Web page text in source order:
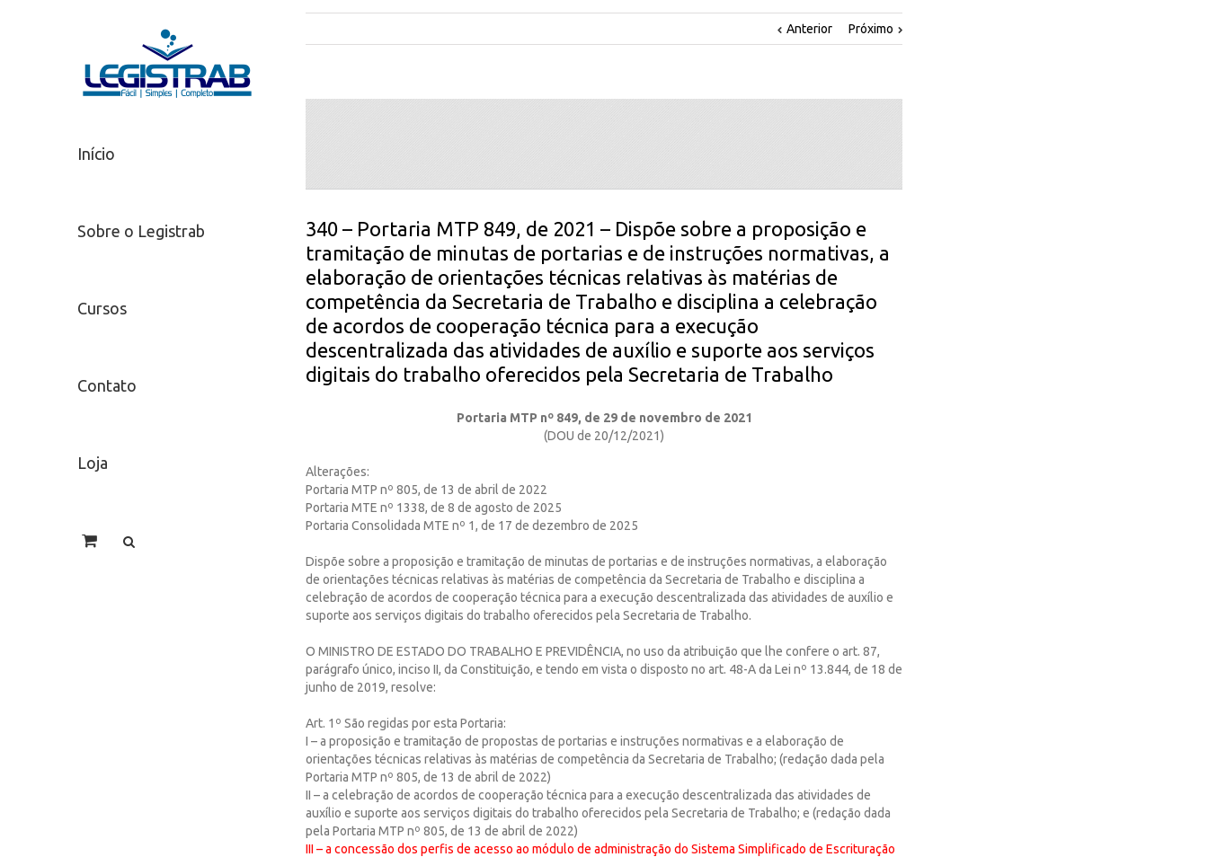
Início
Sobre o Legistrab
Cursos
Contato
Loja
Anterior Próximo
340 – Portaria MTP 849, de 2021 – Dispõe sobre a proposição e
tramitação de minutas de portarias e de instruções normativas, a
elaboração de orientações técnicas relativas às matérias de
competência da Secretaria de Trabalho e disciplina a celebração
de acordos de cooperação técnica para a execução
descentralizada das atividades de auxílio e suporte aos serviços
digitais do trabalho oferecidos pela Secretaria de Trabalho
Portaria MTP nº 849, de 29 de novembro de 2021
(DOU de 20/12/2021)
Alterações:
Portaria MTP nº 805, de 13 de abril de 2022
Portaria MTE nº 1338, de 8 de agosto de 2025
Portaria Consolidada MTE nº 1, de 17 de dezembro de 2025
Dispõe sobre a proposição e tramitação de minutas de portarias e de instruções normativas, a elaboração
de orientações técnicas relativas às matérias de competência da Secretaria de Trabalho e disciplina a
celebração de acordos de cooperação técnica para a execução descentralizada das atividades de auxílio e
suporte aos serviços digitais do trabalho oferecidos pela Secretaria de Trabalho.
O MINISTRO DE ESTADO DO TRABALHO E PREVIDÊNCIA, no uso da atribuição que lhe confere o art. 87,
parágrafo único, inciso II, da Constituição, e tendo em vista o disposto no art. 48-A da Lei nº 13.844, de 18 de
junho de 2019, resolve:
Art. 1º São regidas por esta Portaria:
I – a proposição e tramitação de propostas de portarias e instruções normativas e a elaboração de
orientações técnicas relativas às matérias de competência da Secretaria de Trabalho; (redação dada pela
Portaria MTP nº 805, de 13 de abril de 2022)
II – a celebração de acordos de cooperação técnica para a execução descentralizada das atividades de
auxílio e suporte aos serviços digitais do trabalho oferecidos pela Secretaria de Trabalho; e (redação dada
pela Portaria MTP nº 805, de 13 de abril de 2022)
III – a concessão dos perfis de acesso ao módulo de administração do Sistema Simplificado de Escrituração